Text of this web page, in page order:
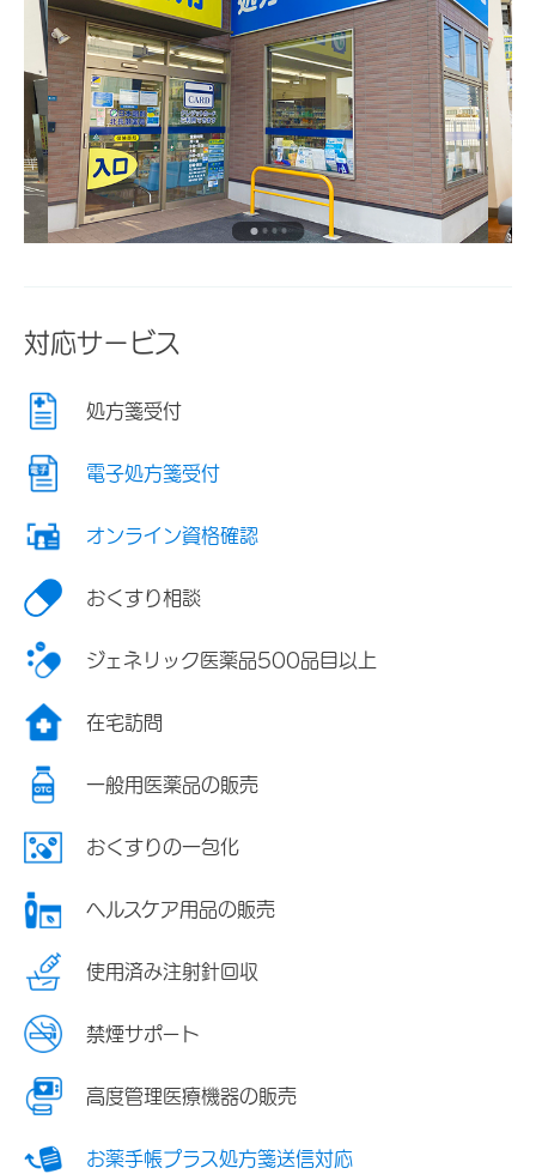
対応サービス
処方箋受付
電子処方箋受付
オンライン資格確認
おくすり相談
ジェネリック医薬品500品目以上
在宅訪問
一般用医薬品の販売
おくすりの一包化
ヘルスケア用品の販売
使用済み注射針回収
禁煙サポート
高度管理医療機器の販売
お薬手帳プラス処方箋送信対応